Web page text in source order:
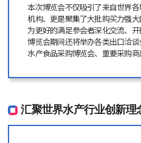
本次博览会不仅吸引了来自世界
机构、更是聚集了大批购买力强大
为更好的满足参会者深化交流、
博览会期间还将举办各类出口洽谈
水产食品采购博览会、重要采购商
汇聚世界水产行业创新理